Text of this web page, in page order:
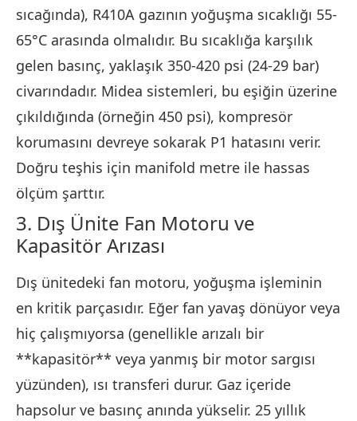
sıcağında), R410A gazının yoğuşma sıcaklığı 55-
65°C arasında olmalıdır. Bu sıcaklığa karşılık
gelen basınç, yaklaşık 350-420 psi (24-29 bar)
civarındadır. Midea sistemleri, bu eşiğin üzerine
çıkıldığında (örneğin 450 psi), kompresör
korumasını devreye sokarak P1 hatasını verir.
Doğru teşhis için manifold metre ile hassas
ölçüm şarttır.
3. Dış Ünite Fan Motoru ve
Kapasitör Arızası
Dış ünitedeki fan motoru, yoğuşma işleminin
en kritik parçasıdır. Eğer fan yavaş dönüyor veya
hiç çalışmıyorsa (genellikle arızalı bir
**kapasitör** veya yanmış bir motor sargısı
yüzünden), ısı transferi durur. Gaz içeride
hapsolur ve basınç anında yükselir. 25 yıllık